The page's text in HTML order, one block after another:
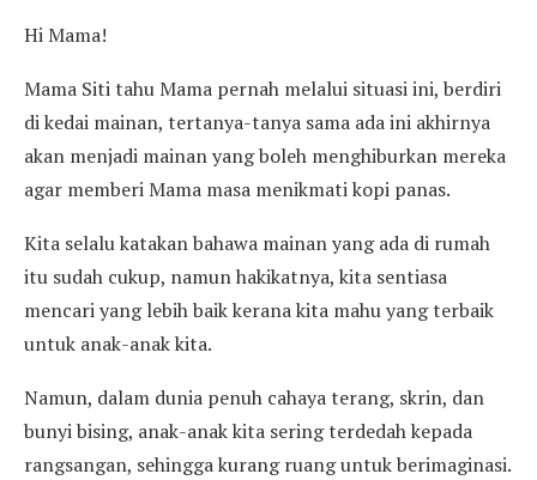
Hi Mama!
Mama Siti tahu Mama pernah melalui situasi ini, berdiri
di kedai mainan, tertanya-tanya sama ada ini akhirnya
akan menjadi mainan yang boleh menghiburkan mereka
agar memberi Mama masa menikmati kopi panas.
Kita selalu katakan bahawa mainan yang ada di rumah
itu sudah cukup, namun hakikatnya, kita sentiasa
mencari yang lebih baik kerana kita mahu yang terbaik
untuk anak-anak kita.
Namun, dalam dunia penuh cahaya terang, skrin, dan
bunyi bising, anak-anak kita sering terdedah kepada
rangsangan, sehingga kurang ruang untuk berimaginasi.